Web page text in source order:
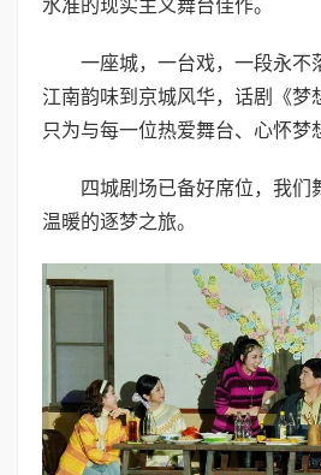
水准的现实主义舞台佳作。
一座城，一台戏，一段永不
江南韵味到京城风华，话剧《梦
只为与每一位热爱舞台、心怀梦
四城剧场已备好席位，我们
温暖的逐梦之旅。